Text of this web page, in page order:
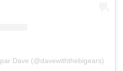
Dave (@davewiththebigears)